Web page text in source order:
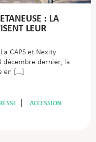
: LA
LEUR
CAPS et Nexity
décembre dernier, la
en
ACCESSION